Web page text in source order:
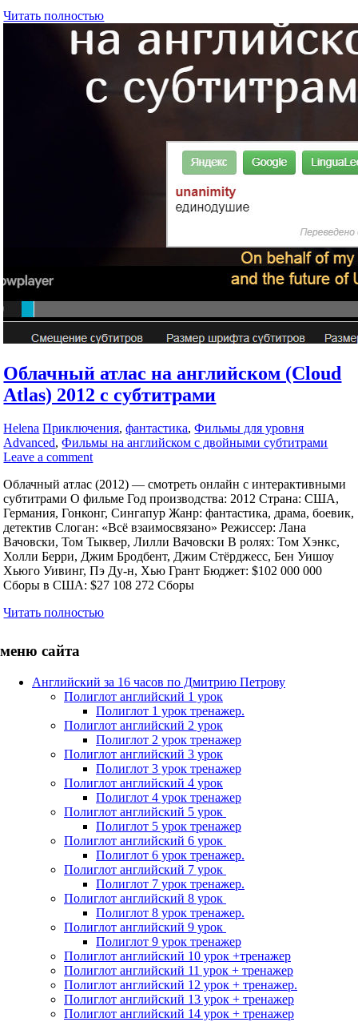
Читать полностью
Облачный атлас на английском (Cloud
Atlas) 2012 с субтитрами
Helena Приключения,фантастика,Фильмы для уровня
Advanced,Фильмы на английском с двойными субтитрами
Leave a comment
Облачный атлас (2012) — смотреть онлайн с интерактивными
субтитрами О фильме Год производства: 2012 Страна: США,
Германия, Гонконг, Сингапур Жанр: фантастика, драма, боевик,
детектив Слоган: «Всё взаимосвязано» Режиссер: Лана
Вачовски, Том Тыквер, Лилли Вачовски В ролях: Том Хэнкс,
Холли Берри, Джим Бродбент, Джим Стёрджесс, Бен Уишоу
Хьюго Уивинг, Пэ Ду-н, Хью Грант Бюджет: $102 000 000
Сборы в США: $27 108 272 Сборы
Читать полностью
меню сайта
Английский за 16 часов по Дмитрию Петрову
Полиглот английский 1 урок
Полиглот 1 урок тренажер.
Полиглот английский 2 урок
Полиглот 2 урок тренажер
Полиглот английский 3 урок
Полиглот 3 урок тренажер
Полиглот английский 4 урок
Полиглот 4 урок тренажер
Полиглот английский 5 урок
Полиглот 5 урок тренажер
Полиглот английский 6 урок
Полиглот 6 урок тренажер.
Полиглот английский 7 урок
Полиглот 7 урок тренажер.
Полиглот английский 8 урок
Полиглот 8 урок тренажер.
Полиглот английский 9 урок
Полиглот 9 урок тренажер
Полиглот английский 10 урок +тренажер
Полиглот английский 11 урок + тренажер
Полиглот английский 12 урок + тренажер.
Полиглот английский 13 урок + тренажер
Полиглот английский 14 урок + тренажер